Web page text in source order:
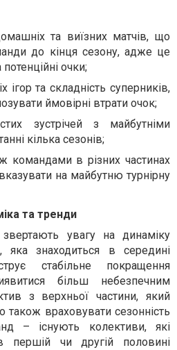
та виїзних матчів, що
до кінця сезону, адже це
очки;
ігор та складність суперників,
ймовірні втрати очок;
зустрічей з майбутніми
кілька сезонів;
командами в різних частинах
на майбутню турнірну
та тренди
увагу на динаміку
яка знаходиться в середині
стабільне покращення
більш небезпечним
з верхньої частини, який
враховувати сезонність
– існують колективи, які
першій чи другій половині